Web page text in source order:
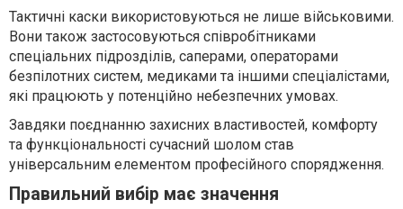
Тактичні каски використовуються не лише військовими.
Вони також застосовуються співробітниками
спеціальних підрозділів, саперами, операторами
безпілотних систем, медиками та іншими спеціалістами,
які працюють у потенційно небезпечних умовах.
Завдяки поєднанню захисних властивостей, комфорту
та функціональності сучасний шолом став
універсальним елементом професійного спорядження.
Правильний вибір має значення